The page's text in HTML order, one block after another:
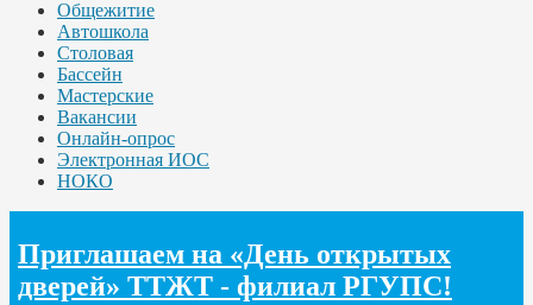
Общежитие
Автошкола
Столовая
Бассейн
Мастерские
Вакансии
Онлайн-опрос
Электронная ИОС
НОКО
Приглашаем на «День открытых
дверей» ТТЖТ - филиал РГУПС!